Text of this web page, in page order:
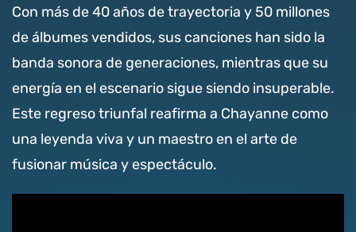
Con más de 40 años de trayectoria y 50 millones
de álbumes vendidos, sus canciones han sido la
banda sonora de generaciones, mientras que su
energía en el escenario sigue siendo insuperable.
Este regreso triunfal reafirma a Chayanne como
una leyenda viva y un maestro en el arte de
fusionar música y espectáculo.